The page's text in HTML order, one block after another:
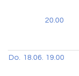
20.00
Do.
18.06. 19.00